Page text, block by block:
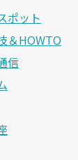
ポット
＆HOWTO
信